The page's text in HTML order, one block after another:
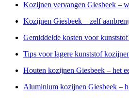
Kozijnen vervangen Giesbeek –
Kozijnen Giesbeek – zelf
Gemiddelde kosten voor
Tips voor lagere kunststof
Houten kozijnen Giesbeek – het
Aluminium kozijnen Giesbeek –